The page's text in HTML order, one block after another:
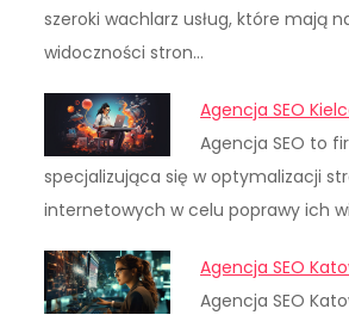
szeroki wachlarz usług, które mają
widoczności stron…
Agencja SEO
Agencja SEO to
specjalizująca się w optymalizacji
internetowych w celu poprawy ich
Agencja SEO
Agencja SEO